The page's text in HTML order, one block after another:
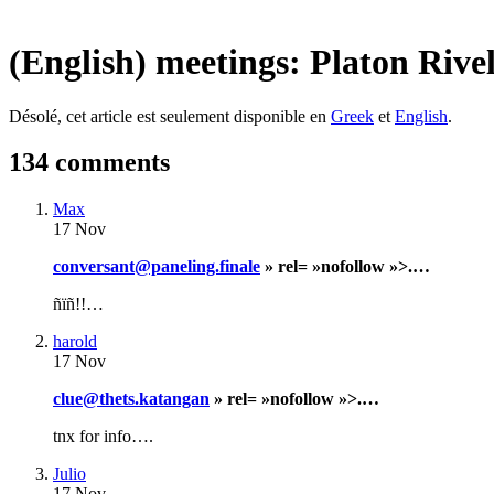
(English) meetings: Platon
Désolé, cet article est seulement disponible en Greek et English.
134 comments
Max
17 Nov
conversant@paneling.finale » rel= »nofollow »>.…
ñïñ!!…
harold
17 Nov
clue@thets.katangan » rel= »nofollow »>.…
tnx for info….
Julio